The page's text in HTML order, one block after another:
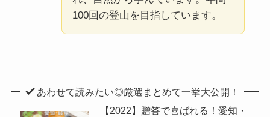
100回の登山を目指しています。
あわせて読みたい◎厳選まとめて一挙大公開！
【2022】贈答で喜ばれる！愛知・